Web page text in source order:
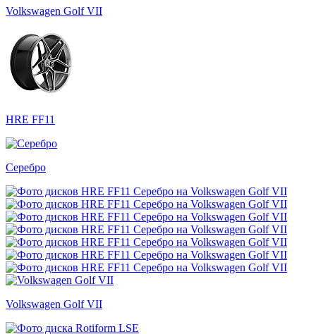
Volkswagen Golf VII
HRE FF11
Серебро
Volkswagen Golf VII